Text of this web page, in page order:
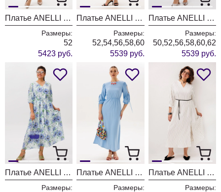
Платье ANELLI LAUREL 1813 мятный цветок
Размеры:
52
5423 руб.
Платье ANELLI LAUREL 1846 песочная фея
Размеры:
52,54,56,58,60
5539 руб.
Платье ANELLI LAUREL 1898 пепельный цветок
Размеры:
50,52,56,58,60,62
5539 руб.
Платье ANELLI LAUREL 1897 васильки
Размеры:
Платье ANELLI LAUREL 1878 голубая фантазия
Размеры:
Платье ANELLI LAUREL 1846 белоснежная фея
Размеры: